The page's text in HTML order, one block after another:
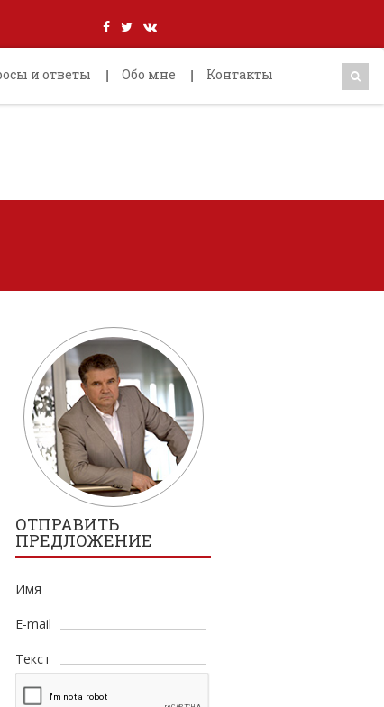
и ответы Обо мне Контакты
ОТПРАВИТЬ
ПРЕДЛОЖЕНИЕ
Имя
E-mail
Текст